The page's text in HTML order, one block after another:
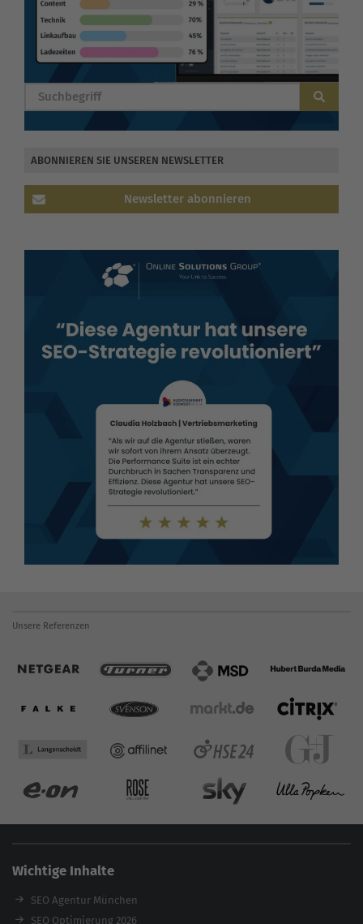
BLOG DURCHSUCHEN
ABONNIEREN SIE UNSEREN NEWSLETTER
Newsletter abonnieren
Unsere Referenzen
Wichtige Inhalte
SEO Agentur München
SEO Optimierung 2026